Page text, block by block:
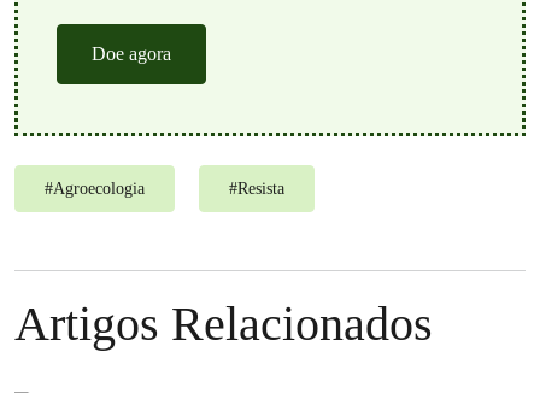
Doe agora
#Agroecologia #Resista
Artigos Relacionados